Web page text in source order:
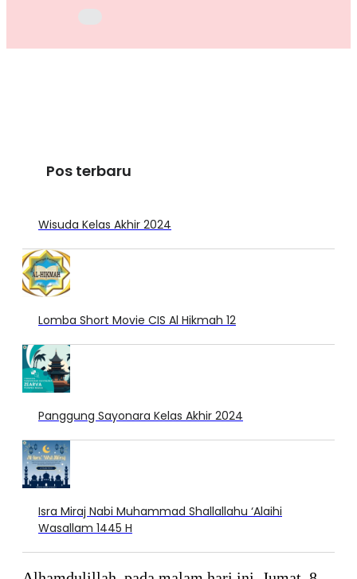
Pos terbaru
Wisuda Kelas Akhir 2024
Lomba Short Movie CIS Al Hikmah 12
Panggung Sayonara Kelas Akhir 2024
Isra Miraj Nabi Muhammad Shallallahu ‘Alaihi
Wasallam 1445 H